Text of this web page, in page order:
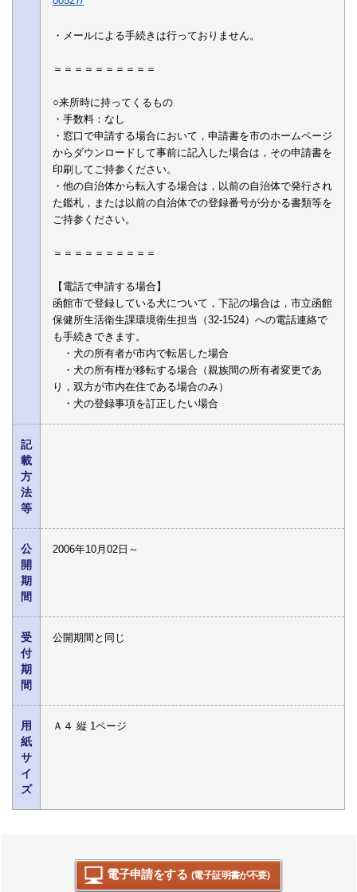
・メールによる手続きは行っておりません。
＝＝＝＝＝＝＝＝＝＝
○来所時に持ってくるもの
・手数料：なし
・窓口で申請する場合において，申請書を市のホームページ
からダウンロードして事前に記入した場合は，その申請書を
印刷してご持参ください。
・他の自治体から転入する場合は，以前の自治体で発行され
た鑑札，または以前の自治体での登録番号が分かる書類等を
ご持参ください。
＝＝＝＝＝＝＝＝＝＝
【電話で申請する場合】
函館市で登録している犬について，下記の場合は，市立函館
保健所生活衛生課環境衛生担当（32-1524）への電話連絡で
も手続きできます。
・犬の所有者が市内で転居した場合
・犬の所有権が移転する場合（親族間の所有者変更であ
り，双方が市内在住である場合のみ）
・犬の登録事項を訂正したい場合
記
載
方
法
等
公
開
期
間
2006年10月02日～
受
付
期
間
公開期間と同じ
用
紙
サ
イ
ズ
Ａ４ 縦 1ページ
電子申請をする (電子証明書が不要)